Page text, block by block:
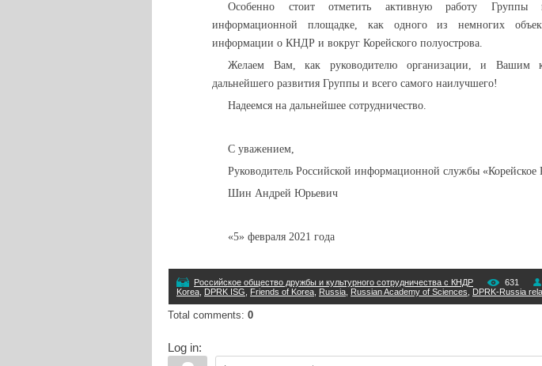
Особенно стоит отметить активную работу Группы
информационной площадке, как одного из немногих
информации о КНДР и вокруг Корейского полуострова.
Желаем Вам, как руководителю организации, и Вашим
дальнейшего развития Группы и всего самого наилучшего!
Надеемся на дальнейшее сотрудничество.
С уважением,
Руководитель Российской информационной службы
Шин Андрей Юрьевич
«5» февраля 2021 года
Российское общество дружбы и культурного сотрудничества с КНДР 631
Korea
DPRK ISG Friends of Korea Russia Russian Academy of Sciences DPRK-Russia
Total comments: 0
Log in: